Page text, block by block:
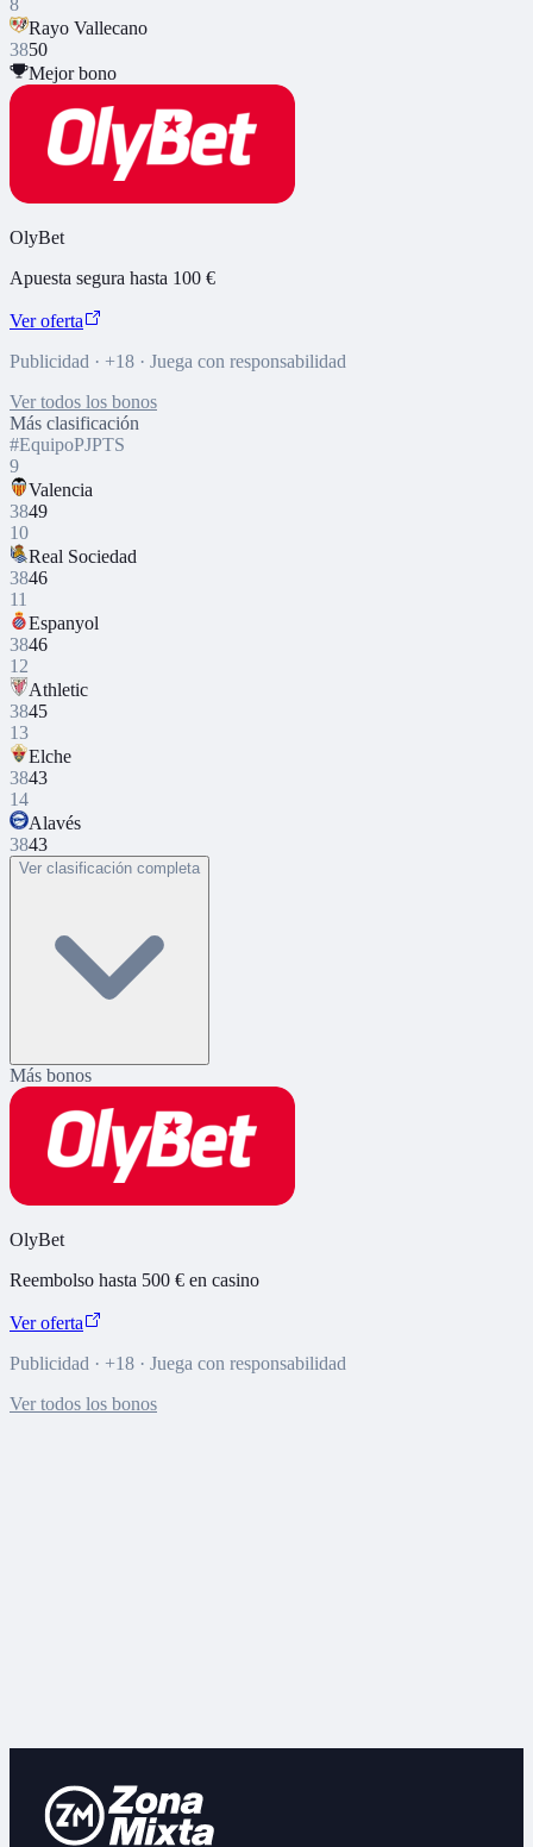
Rayo Vallecano
3850
Mejor bono
OlyBet
Apuesta segura hasta 100 €
Ver oferta
Publicidad · +18 · Juega con responsabilidad
Ver todos los bonos
Más clasificación
#EquipoPJPTS
9
Valencia
3849
10
Real Sociedad
3846
11
Espanyol
3846
12
Athletic
3845
13
Elche
3843
14
Alavés
3843
Ver clasificación completa
Más bonos
OlyBet
Reembolso hasta 500 € en casino
Ver oferta
Publicidad · +18 · Juega con responsabilidad
Ver todos los bonos